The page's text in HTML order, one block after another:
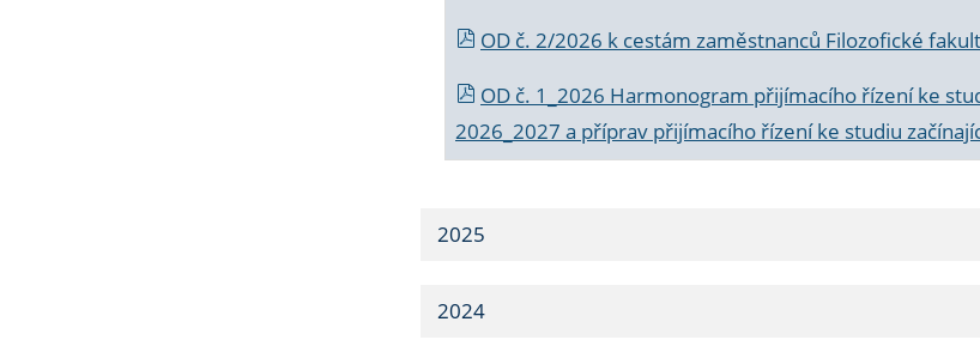
OD č. 2/2026 k cestám zaměstnanců Filozofické
OD č. 1_2026 Harmonogram přijímacího řízení ke
2026_2027 a příprav přijímacího řízení ke studiu
2025
2024